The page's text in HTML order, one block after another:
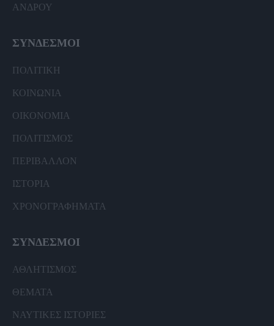
ΑΝΔΡΟΥ
ΣΥΝΔΕΣΜΟΙ
ΠΟΛΙΤΙΚΗ
ΚΟΙΝΩΝΙΑ
ΟΙΚΟΝΟΜΙΑ
ΠΟΛΙΤΙΣΜΟΣ
ΠΕΡΙΒΑΛΛΟΝ
ΙΣΤΟΡΙΑ
ΧΡΟΝΟΓΡΑΦΗΜΑΤΑ
ΣΥΝΔΕΣΜΟΙ
ΑΘΛΗΤΙΣΜΟΣ
ΘΕΜΑΤΑ
ΝΑΥΤΙΚΕΣ ΙΣΤΟΡΙΕΣ